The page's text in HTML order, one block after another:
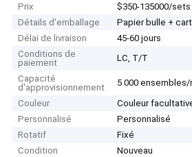
Prix
$350-135000/sets
Détails d'emballage
Papier bulle +
Délai de livraison
45-60 jours
Conditions de
paiement
LC, T/T
Capacité
d'approvisionnement
5 000 ensembles/
Couleur
Couleur
Personnalisé
Personnalisé
Rotatif
Fixé
Condition
Nouveau